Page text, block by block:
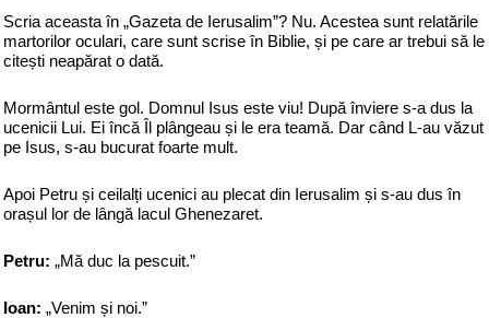
Scria aceasta în „Gazeta de Ierusalim”? Nu. Acestea sunt relatările
martorilor oculari, care sunt scrise în Biblie, și pe care ar trebui să le
citești neapărat o dată.
Mormântul este gol. Domnul Isus este viu! După înviere s-a dus la
ucenicii Lui. Ei încă Îl plângeau și le era teamă. Dar când L-au văzut
pe Isus, s-au bucurat foarte mult.
Apoi Petru și ceilalți ucenici au plecat din Ierusalim și s-au dus în
orașul lor de lângă lacul Ghenezaret.
Petru: „Mă duc la pescuit.”
Ioan: „Venim și noi.”